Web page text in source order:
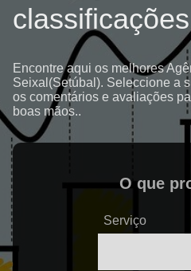
classificações
Encontre aqui os melhores
Seixal(Setúbal). Seleccione a
os comentários e avaliações
boas mãos..
O que
Serviço